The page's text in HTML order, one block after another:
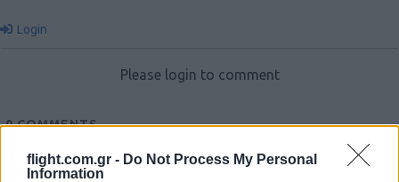
flight.com.gr - Do Not Process My Personal
Information
Login
Please login to comment
0COMMENTS